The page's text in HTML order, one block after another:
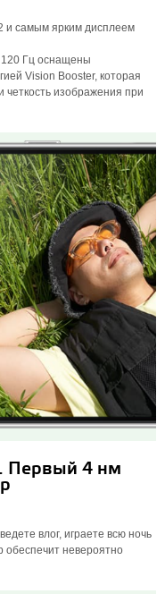
и самым ярким дисплеем
120 Гц оснащены
Vision Booster, которая
четкость изображения при
Первый 4 нм
влог, играете всю ночь
обеспечит невероятно